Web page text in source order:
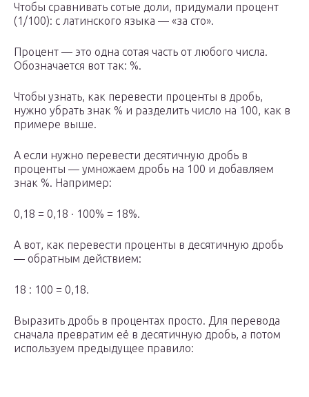
Чтобы сравнивать сотые доли, придумали процент
(1/100): с латинского языка — «за сто».
Процент — это одна сотая часть от любого числа.
Обозначается вот так: %.
Чтобы узнать, как перевести проценты в дробь,
нужно убрать знак % и разделить число на 100, как в
примере выше.
А если нужно перевести десятичную дробь в
проценты — умножаем дробь на 100 и добавляем
знак %. Например:
0,18 = 0,18 · 100% = 18%.
А вот, как перевести проценты в десятичную дробь
— обратным действием:
18 : 100 = 0,18.
Выразить дробь в процентах просто. Для перевода
сначала превратим её в десятичную дробь, а потом
используем предыдущее правило: